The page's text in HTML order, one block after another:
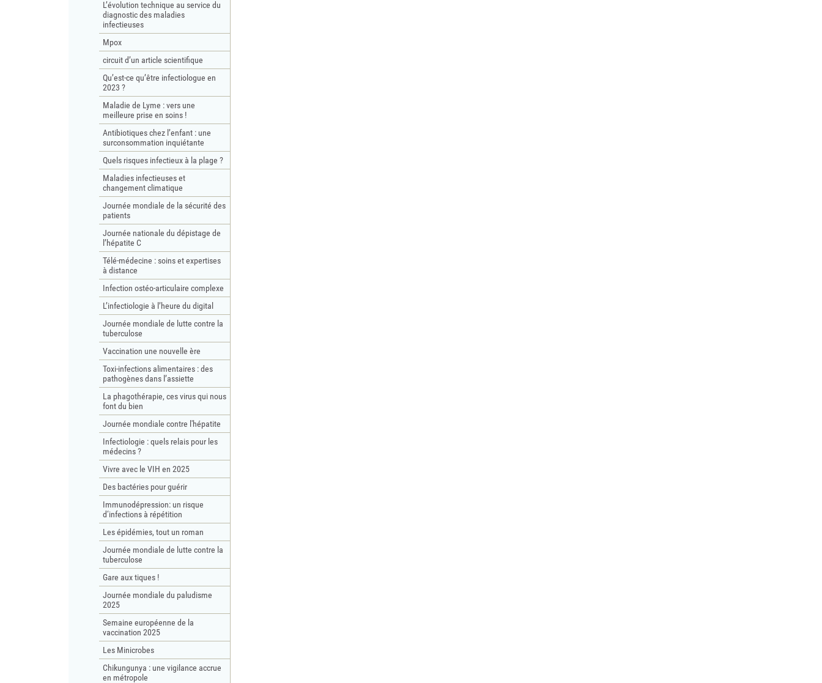
L’évolution technique au service du
diagnostic des maladies
infectieuses
Mpox
circuit d’un article scientifique
Qu’est-ce qu’être infectiologue en
2023 ?
Maladie de Lyme : vers une
meilleure prise en soins !
Antibiotiques chez l’enfant : une
surconsommation inquiétante
Quels risques infectieux à la plage ?
Maladies infectieuses et
changement climatique
Journée mondiale de la sécurité des
patients
Journée nationale du dépistage de
l’hépatite C
Télé-médecine : soins et expertises
à distance
Infection ostéo-articulaire complexe
L’infectiologie à l’heure du digital
Journée mondiale de lutte contre la
tuberculose
Vaccination une nouvelle ère
Toxi-infections alimentaires : des
pathogènes dans l’assiette
La phagothérapie, ces virus qui nous
font du bien
Journée mondiale contre l'hépatite
Infectiologie : quels relais pour les
médecins ?
Vivre avec le VIH en 2025
Des bactéries pour guérir
Immunodépression: un risque
d‘infections à répétition
Les épidémies, tout un roman
Journée mondiale de lutte contre la
tuberculose
Gare aux tiques !
Journée mondiale du paludisme
2025
Semaine européenne de la
vaccination 2025
Les Minicrobes
Chikungunya : une vigilance accrue
en métropole